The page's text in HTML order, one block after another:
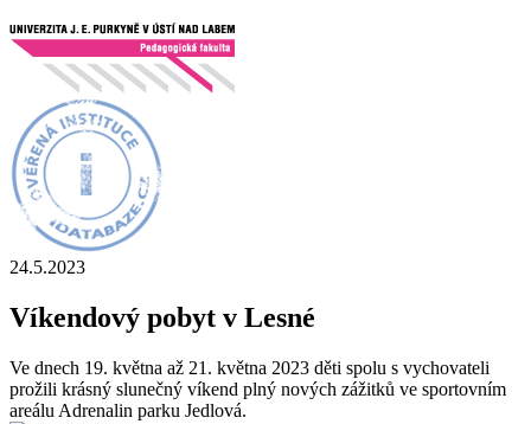
24.5.2023
Víkendový pobyt v Lesné
Ve dnech 19. května až 21. května 2023 děti spolu s vychovateli
prožili krásný slunečný víkend plný nových zážitků ve sportovním
areálu Adrenalin parku Jedlová.